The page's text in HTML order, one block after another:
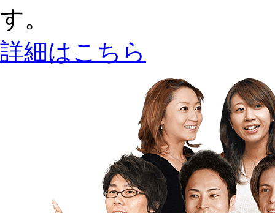
す。
詳細はこちら